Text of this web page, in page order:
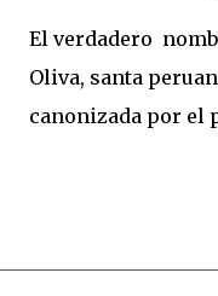
El verdadero
Oliva, santa
canonizada por el